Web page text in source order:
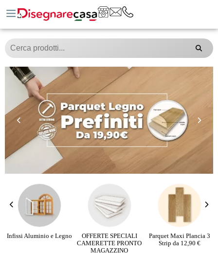
Infissi Aluminio e Legno
OFFERTE SPECIALI
CAMERETTE PRONTO
MAGAZZINO
Parquet Maxi Plancia 3
Strip da 12,90 €